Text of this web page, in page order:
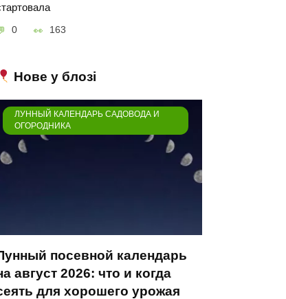
0 163
Нове у блозі
ЛУННЫЙ КАЛЕНДАРЬ САДОВОДА И
ОГОРОДНИКА
посевной календарь
август 2026: что и когда
для хорошего урожая